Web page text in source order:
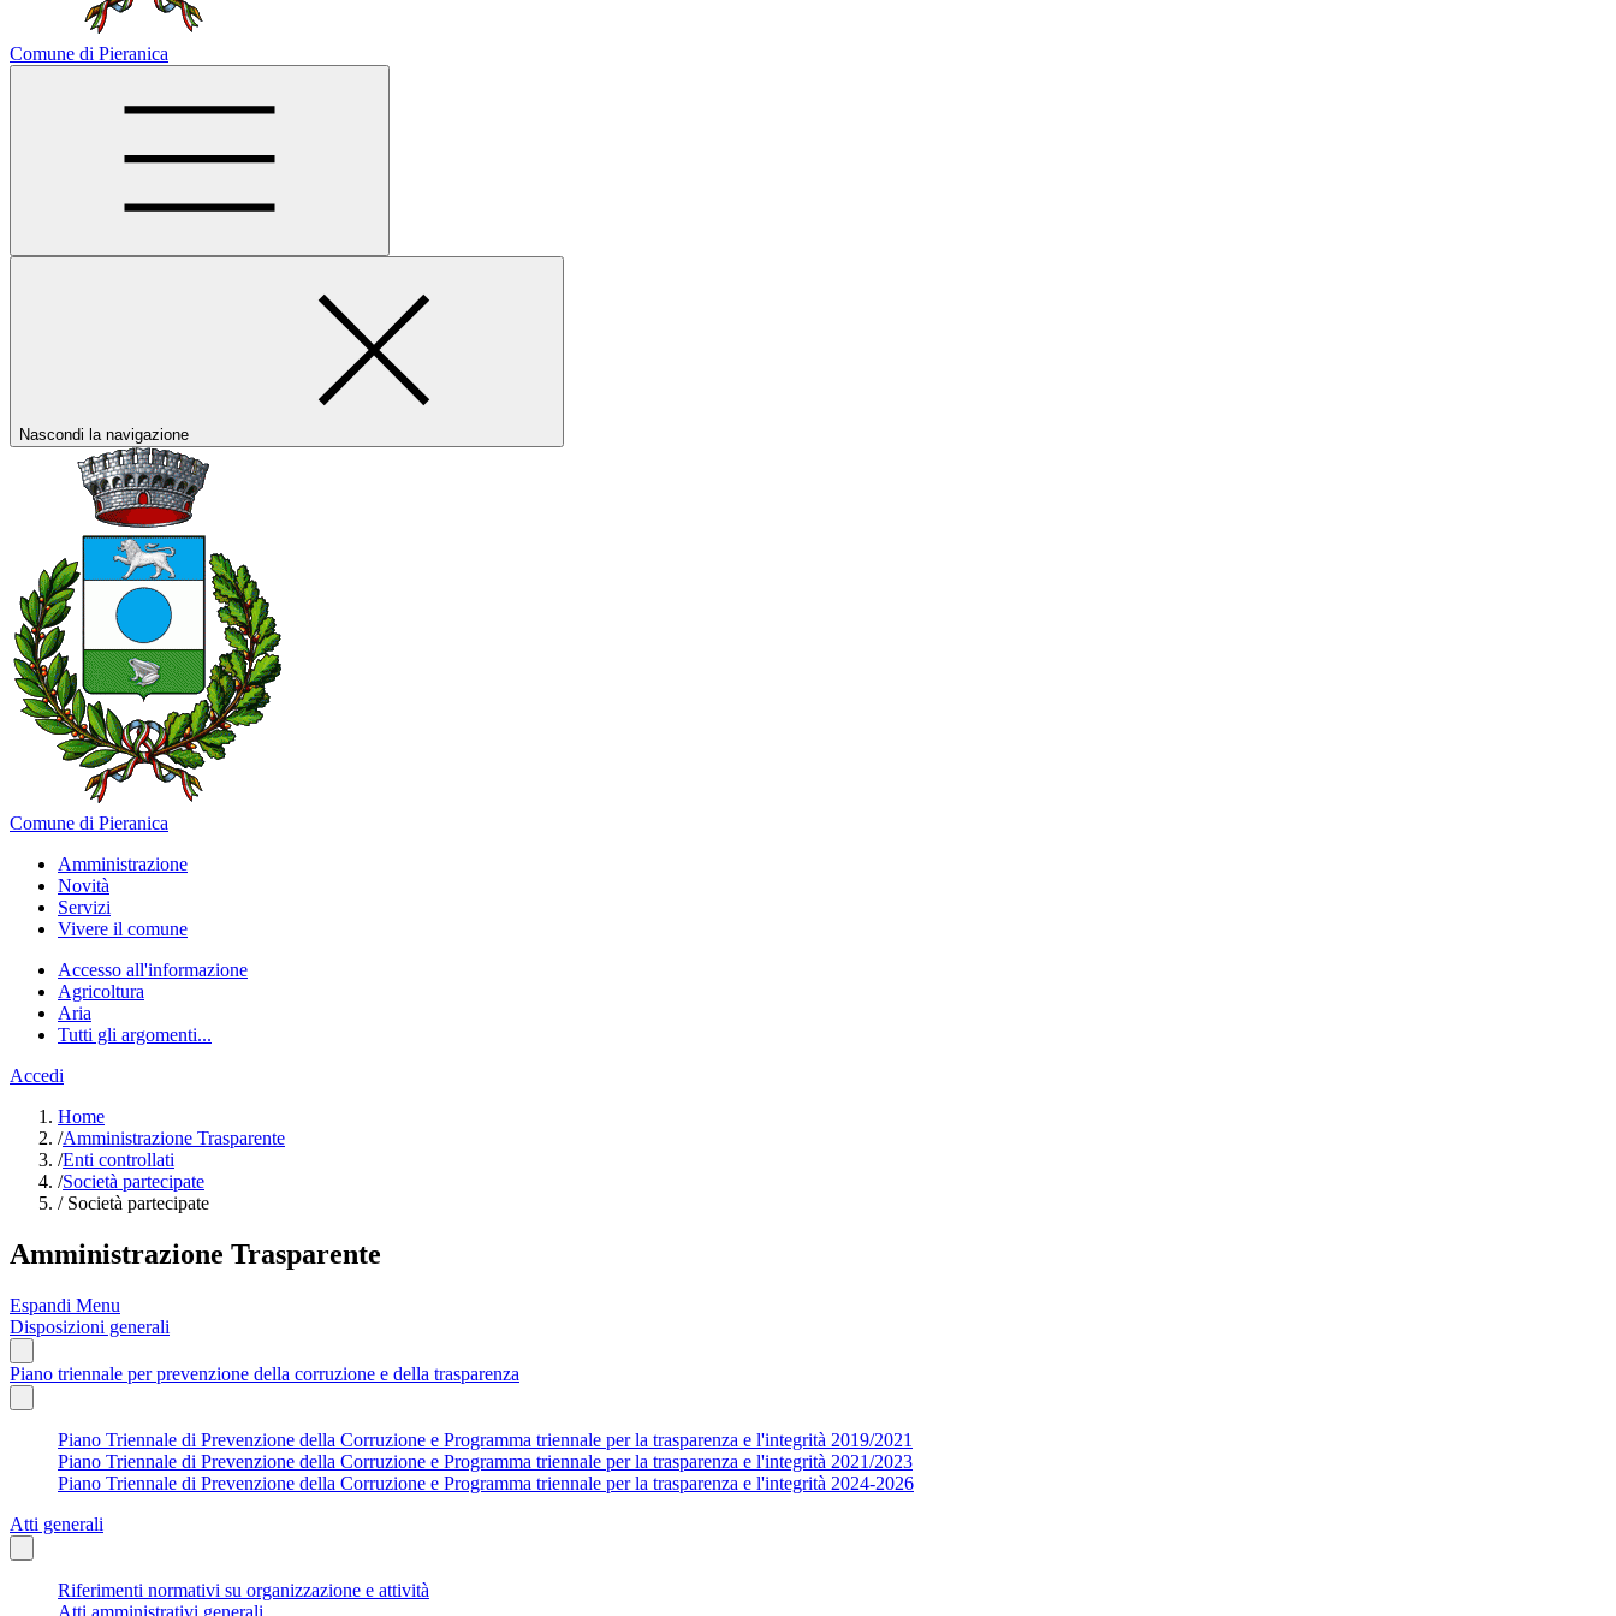
Comune di Pieranica
Nascondi la navigazione
Comune di Pieranica
Amministrazione
Novità
Servizi
Vivere il comune
Accesso all'informazione
Agricoltura
Aria
Tutti gli argomenti...
Accedi
Home
/Amministrazione Trasparente
/Enti controllati
/Società partecipate
/Società partecipate
Amministrazione Trasparente
Espandi Menu
Disposizioni generali
Piano triennale per prevenzione della corruzione e della trasparenza
Piano Triennale di Prevenzione della Corruzione e Programma triennale per la trasparenza e l'integrità 2019/2021
Piano Triennale di Prevenzione della Corruzione e Programma triennale per la trasparenza e l'integrità 2021/2023
Piano Triennale di Prevenzione della Corruzione e Programma triennale per la trasparenza e l'integrità 2024-2026
Atti generali
Riferimenti normativi su organizzazione e attività
Atti amministrativi generali